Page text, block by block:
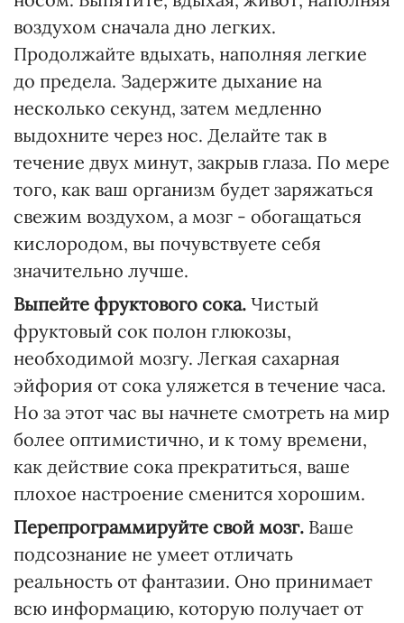
воздухом сначала дно легких.
Продолжайте вдыхать, наполняя легкие
до предела. Задержите дыхание на
несколько секунд, затем медленно
выдохните через нос. Делайте так в
течение двух минут, закрыв глаза. По мере
того, как ваш организм будет заряжаться
свежим воздухом, а мозг - обогащаться
кислородом, вы почувствуете себя
значительно лучше.
Выпейте фруктового сока. Чистый
фруктовый сок полон глюкозы,
необходимой мозгу. Легкая сахарная
эйфория от сока уляжется в течение часа.
Но за этот час вы начнете смотреть на мир
более оптимистично, и к тому времени,
как действие сока прекратиться, ваше
плохое настроение сменится хорошим.
Перепрограммируйте свой мозг. Ваше
подсознание не умеет отличать
реальность от фантазии. Оно принимает
всю информацию, которую получает от